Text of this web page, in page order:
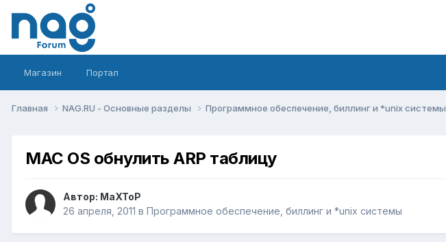
Магазин Портал
Главная NAG.RU - Основные разделы Программное обеспечение, биллинг и *unix системы
MAC OS обнулить ARP таблицу
Автор: MaXToP
26 апреля, 2011 в Программное обеспечение, биллинг и *unix системы